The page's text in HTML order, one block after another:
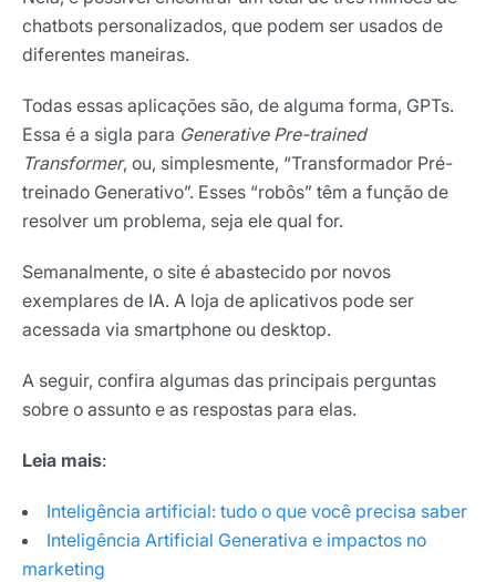
chatbots personalizados, que podem ser usados de
diferentes maneiras.
Todas essas aplicações são, de alguma forma, GPTs.
Essa é a sigla para Generative Pre-trained
Transformer, ou, simplesmente, “Transformador Pré-
treinado Generativo”. Esses “robôs” têm a função de
resolver um problema, seja ele qual for.
Semanalmente, o site é abastecido por novos
exemplares de IA. A loja de aplicativos pode ser
acessada via smartphone ou desktop.
A seguir, confira algumas das principais perguntas
sobre o assunto e as respostas para elas.
Leia mais:
Inteligência artificial: tudo o que você precisa saber
Inteligência Artificial Generativa e impactos no
marketing